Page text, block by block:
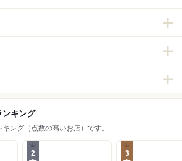
ンキング
キング（点数の高いお店）です。
2 3